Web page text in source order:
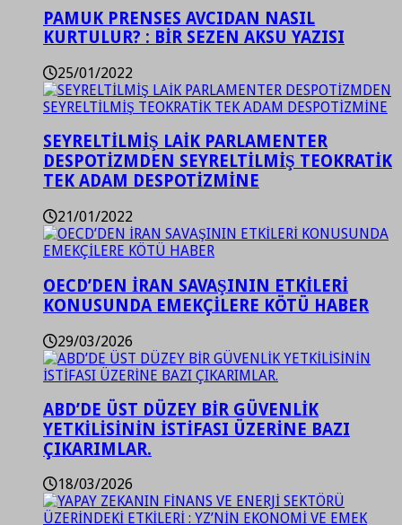
PAMUK PRENSES AVCIDAN NASIL
KURTULUR? : BİR SEZEN AKSU YAZISI
25/01/2022
SEYRELTİLMİŞ LAİK PARLAMENTER
DESPOTİZMDEN SEYRELTİLMİŞ TEOKRATİK
TEK ADAM DESPOTİZMİNE
21/01/2022
OECD’DEN İRAN SAVAŞININ ETKİLERİ
KONUSUNDA EMEKÇİLERE KÖTÜ HABER
29/03/2026
ABD’DE ÜST DÜZEY BİR GÜVENLİK
YETKİLİSİNİN İSTİFASI ÜZERİNE BAZI
ÇIKARIMLAR.
18/03/2026